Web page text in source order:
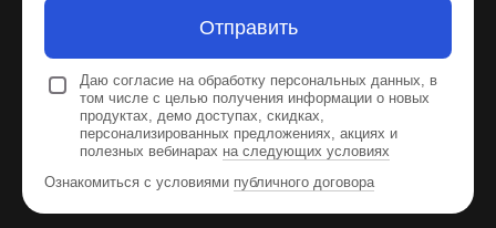
Отправить
Даю согласие на обработку персональных данных, в
том числе с целью получения информации о новых
продуктах, демо доступах, скидках,
персонализированных предложениях, акциях и
полезных вебинарах на следующих условиях
Ознакомиться с условиями публичного договора